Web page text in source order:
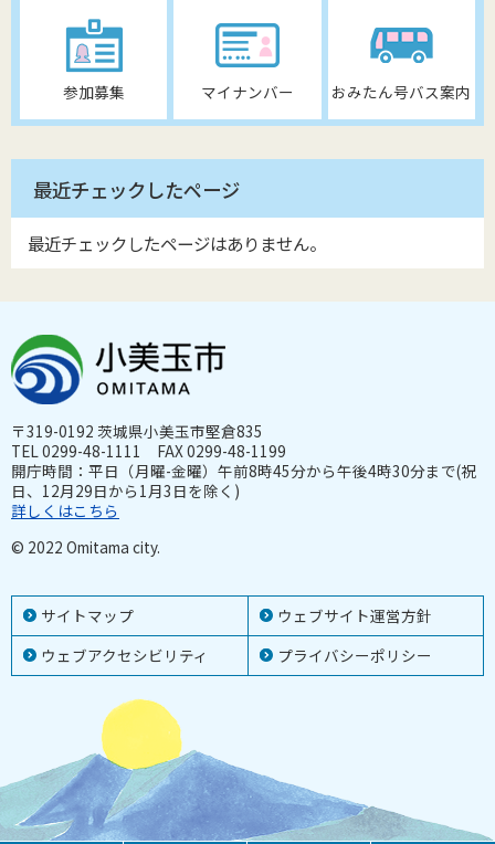
参加募集 マイナンバー おみたん号バス案内
最近チェックしたページ
最近チェックしたページはありません。
サイトマップ
ウェブサイト運営方針
ウェブアクセシビリティ
プライバシーポリシー
〒319-0192 茨城県小美玉市堅倉835
TEL 0299-48-1111 FAX 0299-48-1199
開庁時間：平日（月曜-金曜）午前8時45分から午後4時30分まで(祝
日、12月29日から1月3日を除く)
詳しくはこちら
© 2022 Omitama city.